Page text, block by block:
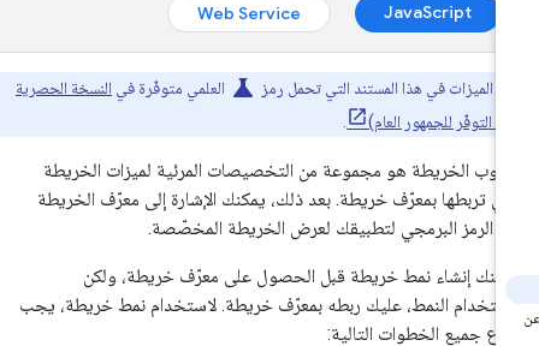
JavaScript
Web Service
إنّ الميزات في هذا المستند التي تحمل رمز science العلمي متوفّرة فيالنسخة الحصرية
التوفّر للجمهور العام)
.
الخريطة هو مجموعة من التخصيصات المرئية لميزات الخريطة
تربطها بمعرّف خريطة. بعد ذلك، يمكنك الإشارة إلى معرّف الخريطة
الرمز البرمجي لتطبيقك لعرض الخريطة المخصّصة.
إنشاء نمط خريطة قبل الحصول على معرّف خريطة، ولكن
النمط، عليك ربطه بمعرّف خريطة. لاستخدام نمط خريطة، يجب
جميع الخطوات التالية: